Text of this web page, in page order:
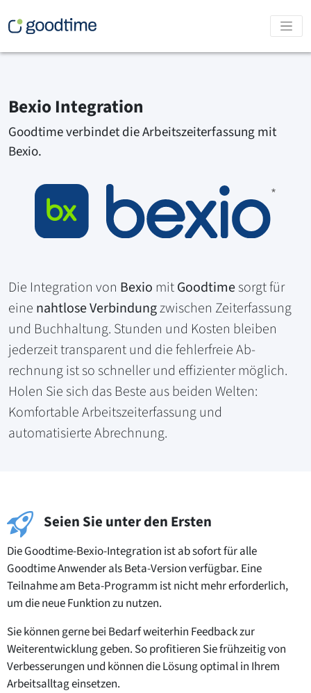
Bexio Integration
Goodtime verbindet die Arbeitszeit­erfassung mit
Bexio.
*
Die Integration von Bexio mitGoodtimesorgt für
eine nahtlose Verbindungzwischen Zeiterfassung
und Buch­hal­tung. Stunden und Kosten bleiben
jederzeit transparent und die fehlerfreie Ab­
rechnung ist so schneller und effizien­ter möglich.
Holen Sie sich das Beste aus beiden Welten:
Komfortable Arbeitszeit­erfassung und
automatisierte Abrech­nung.
Seien Sie unter den Ersten
Die Goodtime-Bexio-Integration ist ab sofort für alle
Goodtime Anwender als Beta-Version verfügbar. Eine
Teilnahme am Beta-Programm ist nicht mehr erforderlich,
um die neue Funktion zu nutzen.
Sie können gerne bei Bedarf weiterhin Feedback zur
Weiterentwicklung geben. So profitieren Sie frühzeitig von
Verbesserungen und können die Lösung optimal in Ihrem
Arbeitsalltag einsetzen.